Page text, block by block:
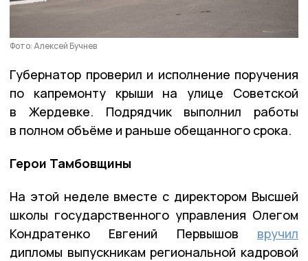
Фото: Алексей Бучнев
Губернатор проверил и исполнение поручения
по капремонту крыши на улице Советской
в Жердевке. Подрядчик выполнил работы
в полном объёме и раньше обещанного срока.
Герои Тамбовщины
На этой неделе вместе с директором Высшей
школы государственного управления Олегом
Кондратенко Евгений Первышов вручил
дипломы выпускникам региональной кадровой